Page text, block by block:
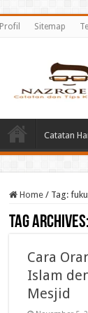
Profil Sitemap
Catatan
Home / Tag:
Tag Archives:
Cara
Islam
Mesjid